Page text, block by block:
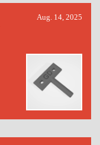
Aug. 14, 2025